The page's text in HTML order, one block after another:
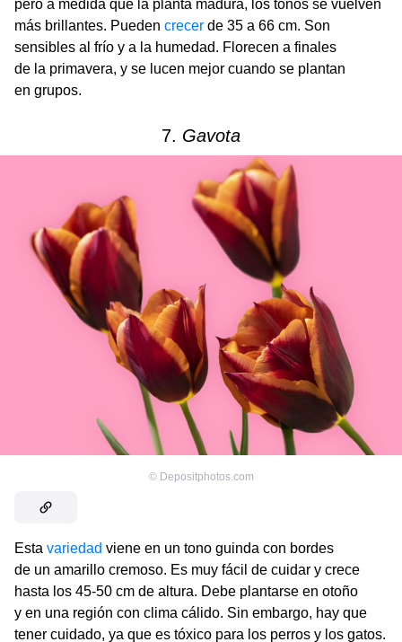
pero a medida que la planta madura, los tonos se vuelven
más brillantes. Pueden crecer de 35 a 66 cm. Son
sensibles al frío y a la humedad. Florecen a finales
de la primavera, y se lucen mejor cuando se plantan
en grupos.
7. Gavota
© Depositphotos.com
Esta variedad viene en un tono guinda con bordes
de un amarillo cremoso. Es muy fácil de cuidar y crece
hasta los 45-50 cm de altura. Debe plantarse en otoño
y en una región con clima cálido. Sin embargo, hay que
tener cuidado, ya que es tóxico para los perros y los gatos.